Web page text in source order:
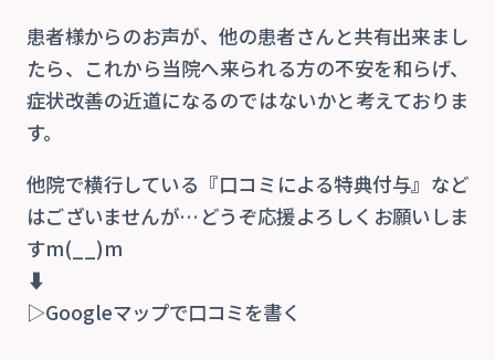
患者様からのお声が、他の患者さんと共有出来まし
たら、これから当院へ来られる方の不安を和らげ、
症状改善の近道になるのではないかと考えておりま
す。
他院で横行している『口コミによる特典付与』など
はございませんが…どうぞ応援よろしくお願いしま
すm(__)m
⬇
▷Googleマップで口コミを書く